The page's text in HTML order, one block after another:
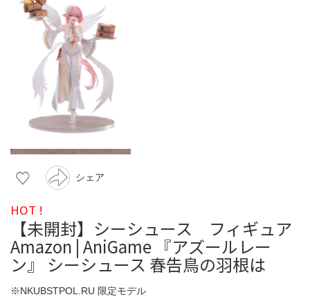
シェア
HOT !
【未開封】シーシュース フィギュア
Amazon | AniGame 『アズールレー
ン』 シーシュース 春告鳥の羽根は
※NKUBSTPOL.RU 限定モデル